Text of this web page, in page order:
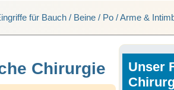
für Bauch / Beine / Po / Arme &
Chirurgie
Unser